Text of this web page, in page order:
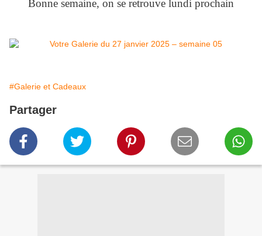
Bonne semaine, on se retrouve lundi prochain
#Galerie et Cadeaux
Partager